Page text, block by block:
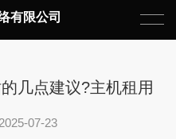
有限公司
几点建议?主机租用
07-23